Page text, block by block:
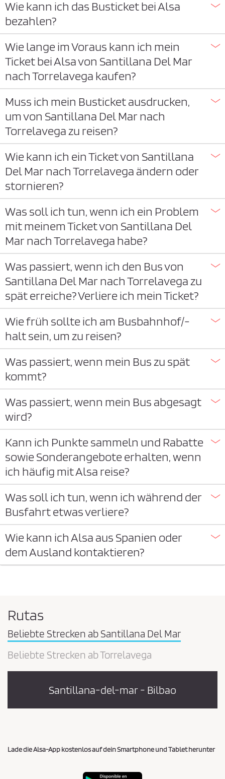
Wie kann ich das Busticket bei Alsa
bezahlen?
Wie lange im Voraus kann ich mein
Ticket bei Alsa von Santillana Del Mar
nach Torrelavega kaufen?
Muss ich mein Busticket ausdrucken,
um von Santillana Del Mar nach
Torrelavega zu reisen?
Wie kann ich ein Ticket von Santillana
Del Mar nach Torrelavega ändern oder
stornieren?
Was soll ich tun, wenn ich ein Problem
mit meinem Ticket von Santillana Del
Mar nach Torrelavega habe?
Was passiert, wenn ich den Bus von
Santillana Del Mar nach Torrelavega zu
spät erreiche? Verliere ich mein Ticket?
Wie früh sollte ich am Busbahnhof/-
halt sein, um zu reisen?
Was passiert, wenn mein Bus zu spät
kommt?
Was passiert, wenn mein Bus abgesagt
wird?
Kann ich Punkte sammeln und Rabatte
sowie Sonderangebote erhalten, wenn
ich häufig mit Alsa reise?
Was soll ich tun, wenn ich während der
Busfahrt etwas verliere?
Wie kann ich Alsa aus Spanien oder
dem Ausland kontaktieren?
Rutas
Beliebte Strecken ab Santillana Del Mar
Beliebte Strecken ab Torrelavega
Santillana-del-mar - Bilbao
Lade die Alsa-App kostenlos auf dein Smartphone und Tablet herunter